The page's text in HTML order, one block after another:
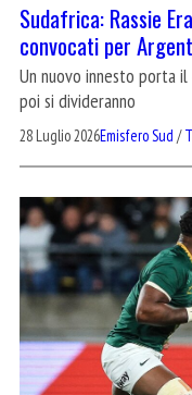
Sudafrica: Rassie
convocati per
Un nuovo innesto porta
poi si divideranno
28 Luglio 2026Emisfero Sud /